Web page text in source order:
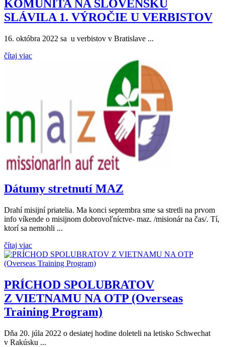
KOMUNITA NA SLOVENSKU
SLÁVILA 1. VÝROČIE U VERBISTOV
16. októbra 2022 sa u verbistov v Bratislave ...
čítaj viac
Dátumy stretnutí MAZ
Drahí misijní priatelia. Ma konci septembra sme sa stretli na prvom
info víkende o misijnom dobrovoľníctve- maz. /misionár na čas/. Tí,
ktorí sa nemohli ...
čítaj viac
PRÍCHOD SPOLUBRATOV
Z VIETNAMU NA OTP (Overseas
Training Program)
Dňa 20. júla 2022 o desiatej hodine doleteli na letisko Schwechat
v Rakúsku ...